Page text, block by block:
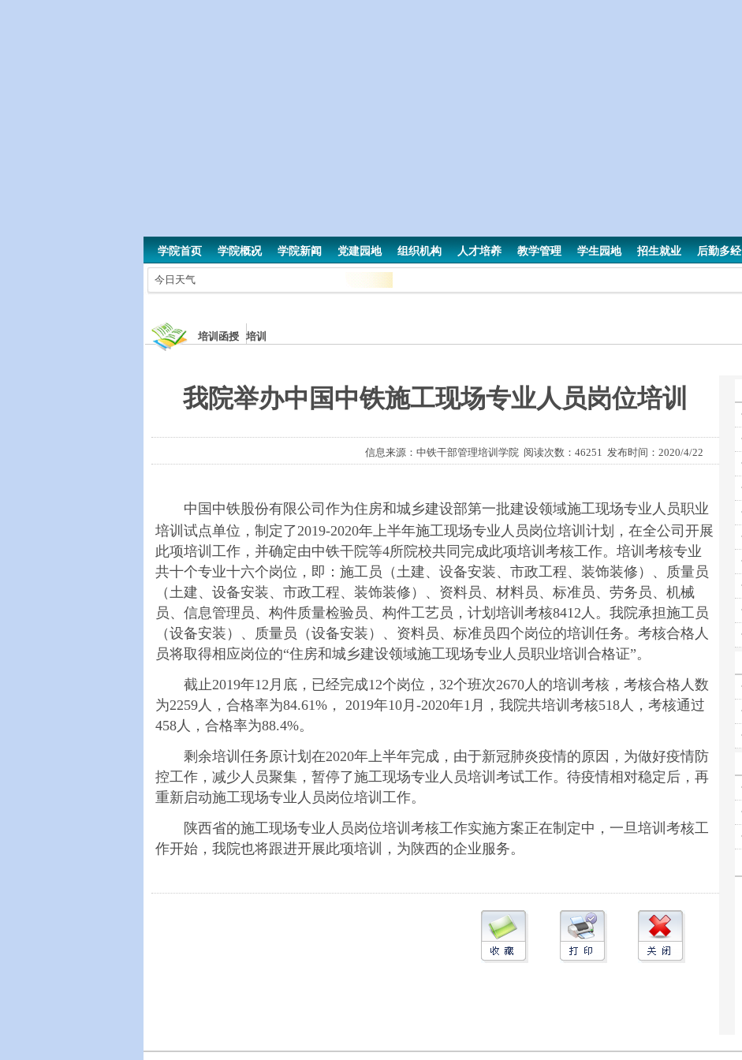
学院首页 学院概况 学院新闻 党建园地 组织机构 人才培养 教学管理 学生园地 招生就业 后勤多经
今日天气
培训函授 培训
我院举办中国中铁施工现场专业人员岗位培训
信息来源：中铁干部管理培训学院 阅读次数：46251 发布时间：2020/4/22
中国中铁股份有限公司作为住房和城乡建设部第一批建设领域施工现场专业人员职业
培训试点单位，制定了2019-2020年上半年施工现场专业人员岗位培训计划，在全公司开展
此项培训工作，并确定由中铁干院等4所院校共同完成此项培训考核工作。培训考核专业
共十个专业十六个岗位，即：施工员（土建、设备安装、市政工程、装饰装修）、质量员
（土建、设备安装、市政工程、装饰装修）、资料员、材料员、标准员、劳务员、机械
员、信息管理员、构件质量检验员、构件工艺员，计划培训考核8412人。我院承担施工员
（设备安装）、质量员（设备安装）、资料员、标准员四个岗位的培训任务。考核合格人
员将取得相应岗位的“住房和城乡建设领域施工现场专业人员职业培训合格证”。
截止2019年12月底，已经完成12个岗位，32个班次2670人的培训考核，考核合格人数
为2259人，合格率为84.61%， 2019年10月-2020年1月，我院共培训考核518人，考核通过
458人，合格率为88.4%。
剩余培训任务原计划在2020年上半年完成，由于新冠肺炎疫情的原因，为做好疫情防
控工作，减少人员聚集，暂停了施工现场专业人员培训考试工作。待疫情相对稳定后，再
重新启动施工现场专业人员岗位培训工作。
陕西省的施工现场专业人员岗位培训考核工作实施方案正在制定中，一旦培训考核工
作开始，我院也将跟进开展此项培训，为陕西的企业服务。